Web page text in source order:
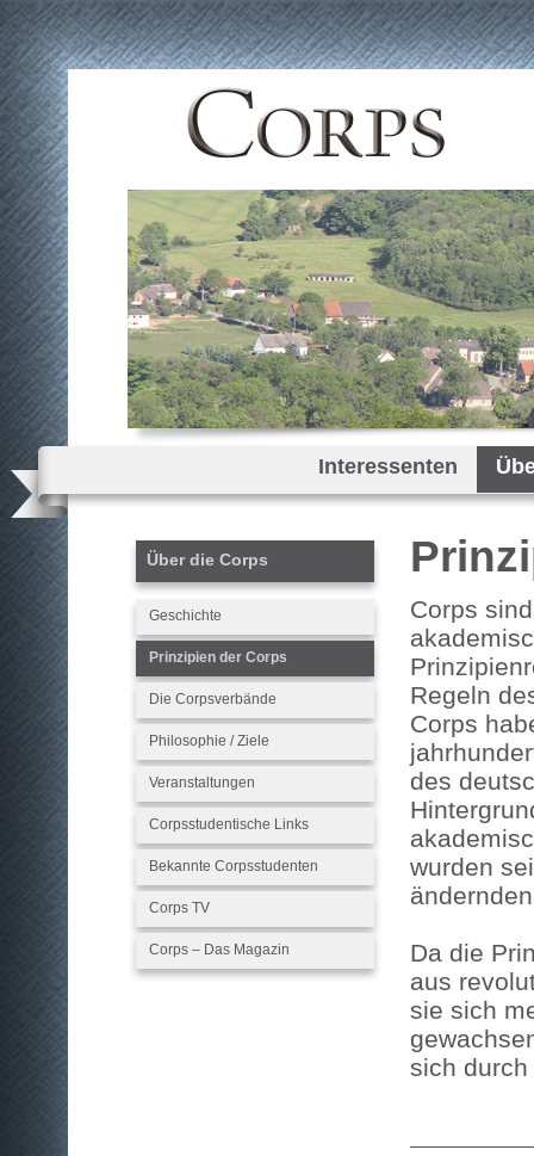
Interessenten
Über die Corps
Geschichte
Prinzipien der Corps
Die Corpsverbände
Philosophie / Ziele
Veranstaltungen
Corpsstudentische Links
Bekannte Corpsstudenten
Corps TV
Corps – Das Magazin
Corps
Regeln
Corps
des
wurden
Da die
aus
sie sich
sich